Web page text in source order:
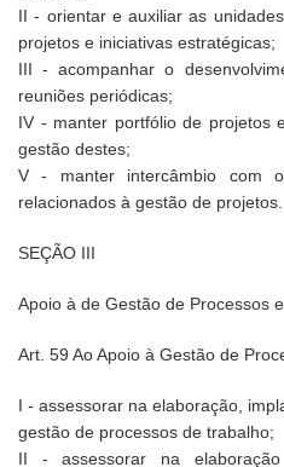
II - orientar e auxiliar as
projetos e iniciativas estratégicas;
III - acompanhar o
reuniões periódicas;
IV - manter portfólio de projetos
gestão destes;
V - manter intercâmbio com
relacionados à gestão de projetos.
SEÇÃO III
Apoio à de Gestão de Processos
Art. 59 Ao Apoio à Gestão de
I - assessorar na elaboração,
gestão de processos de trabalho;
II - assessorar na elaboração